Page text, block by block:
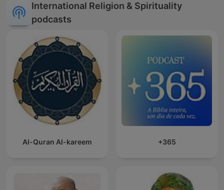
International Religion & Spirituality
podcasts
Al-Quran Al-kareem +365